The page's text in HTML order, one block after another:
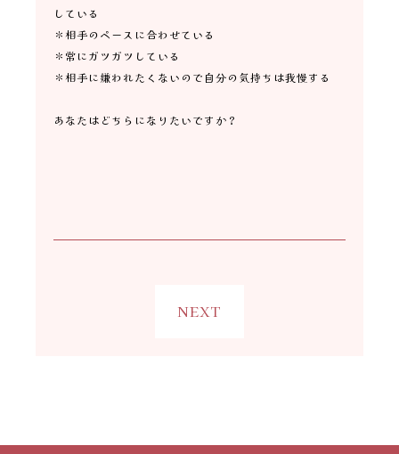
している
＊相手のペースに合わせている
＊常にガツガツしている
＊相手に嫌われたくないので自分の気持ちは我慢する
あなたはどちらになりたいですか？
NEXT